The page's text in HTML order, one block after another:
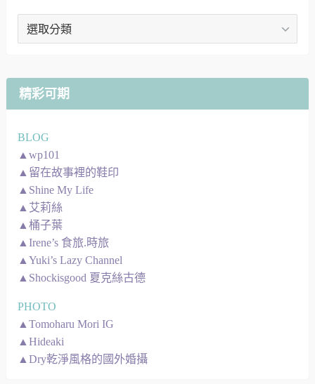
文
精彩可期
BLOG
▲wp101
▲留在故事裡的鞋印
▲Shine My Life
▲艾莉絲
▲桶子葉
▲Irene’s 食旅.時旅
▲Yuki’s Lazy Channel
▲Shockisgood 夏克絲古德
PHOTO
▲Tomoharu Mori IG
▲Hideaki
▲Dry乾淨風格的國外婚攝